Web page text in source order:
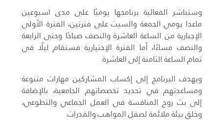
وستباشر الفعالية برنامجها يوميًا على مدى اسبوعين
ماعدا يومي الجمعة والسبت على فترتين، الفترة الأولى
الإجبارية من الساعة العاشرة والنصف صباحًا وحتى الرابعة
والنصف مساءًا، أما الفترة الإختيارية فستقام ليلًا في
تمام الساعة الثامنة إلى العاشرة.
ويهدف البرنامج إلى إكساب المشاركين مهارات متنوعة
ومساعدتهم في تحديد تخصصاتهم الجامعية، بالإضافة
إلى بث روح المنافسة في العمل الجماعي والتطوعي،
وخلق بيئة ملائمة لصقل المواهب والقدرات.